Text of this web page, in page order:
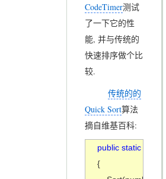
CodeTimer测试
了一下它的性
能, 并与传统的
快速排序做个比
较.
传统的的
Quick Sort算法
摘自维基百科:
public static void
{